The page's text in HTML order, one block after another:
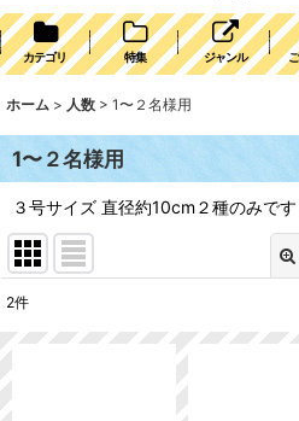
カテゴリ 特集 ジャンル
ホーム > 人数 > 1〜２名様用
1〜２名様用
３号サイズ 直径約10cm２種のみです
2件